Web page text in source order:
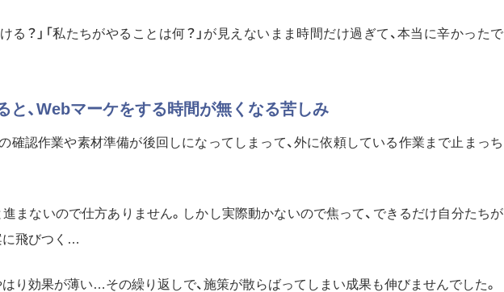
る？」「私たちがやることは何？」が見えないまま時間だけ過ぎて、本当に辛かったで
と、Webマーケをする時間が無くなる苦しみ
確認作業や素材準備が後回しになってしまって、外に依頼している作業まで止まっち
まないので仕方ありません。しかし実際動かないので焦って、できるだけ自分たちが
に飛びつく…
り効果が薄い…その繰り返しで、施策が散らばってしまい成果も伸びませんでした。